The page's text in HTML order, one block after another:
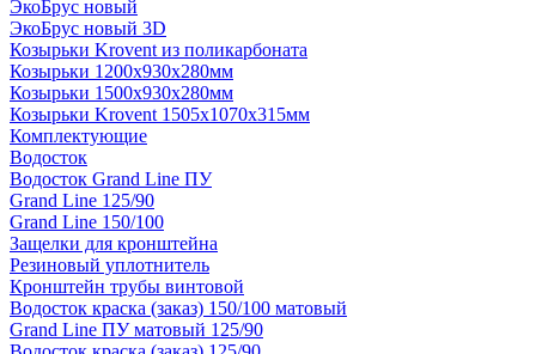
ЭкоБрус новый
ЭкоБрус новый 3D
Козырьки Krovent из поликарбоната
Козырьки 1200х930х280мм
Козырьки 1500х930х280мм
Козырьки Krovent 1505х1070х315мм
Комплектующие
Водосток
Водосток Grand Line ПУ
Grand Line 125/90
Grand Line 150/100
Защелки для кронштейна
Резиновый уплотнитель
Кронштейн трубы винтовой
Водосток краска (заказ) 150/100 матовый
Grand Line ПУ матовый 125/90